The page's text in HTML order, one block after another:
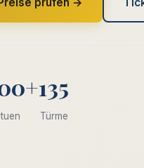
135
Türme